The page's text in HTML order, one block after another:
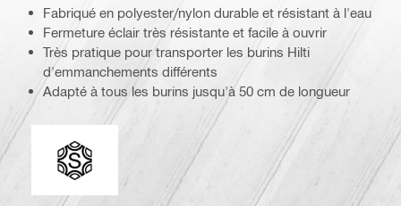
Fabriqué en polyester/nylon durable et résistant à l'eau
Fermeture éclair très résistante et facile à ouvrir
Très pratique pour transporter les burins Hilti
d'emmanchements différents
Adapté à tous les burins jusqu'à 50 cm de longueur
Extrémité de connexion